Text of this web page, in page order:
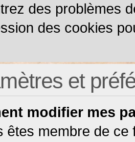
des problèmes
des cookies
et
modifier mes
êtes membre de